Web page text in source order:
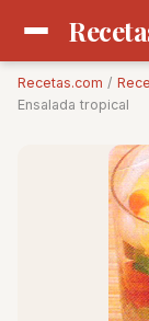
Recetas.com /
Ensalada tropical